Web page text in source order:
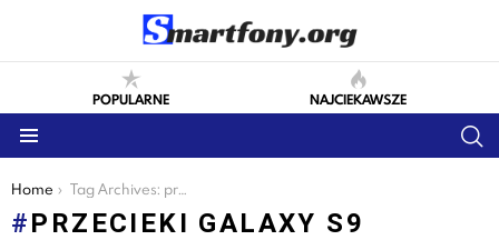
POPULARNE NAJCIEKAWSZE
You are here:
Home Tag Archives: przecieki galaxy s9
PRZECIEKI GALAXY S9